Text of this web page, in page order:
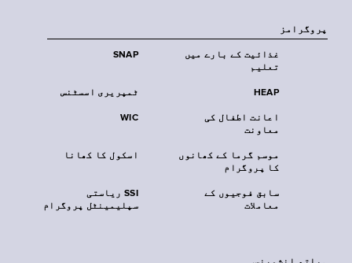
پروگرامز
SNAP
غذائیت کے بارے میں
تعلیم
ٹمپریری اسسٹنس HEAP
WIC
اعانت اطفال کی
معاونت
اسکول کا کھانا
موسم گرما کے کھانوں
کا پروگرام
SSI ریاستی
سپلیمینٹل پروگرام
سابق فوجیوں کے
معاملات